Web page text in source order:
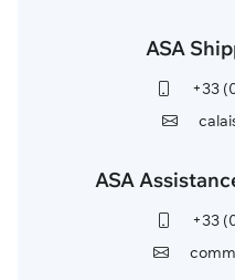
ASA
+33
ASA
+33